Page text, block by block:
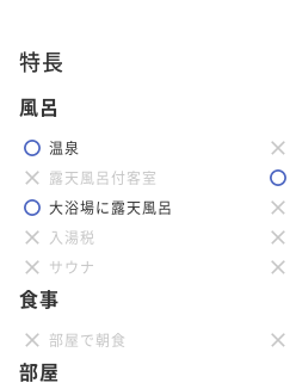
特長
風呂
温泉
露天風呂付客室
大浴場に露天風呂
入湯税
サウナ
食事
部屋で朝食
部屋